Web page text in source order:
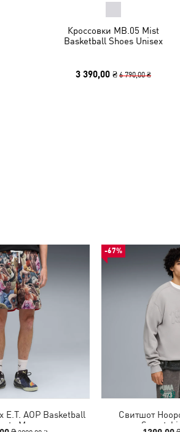
Кроссовки MB.05 Mist
Basketball Shoes Unisex
3 390,00 ₴ 6 790,00 ₴
E.T. AOP Basketball
Men
-67%
Свитшот